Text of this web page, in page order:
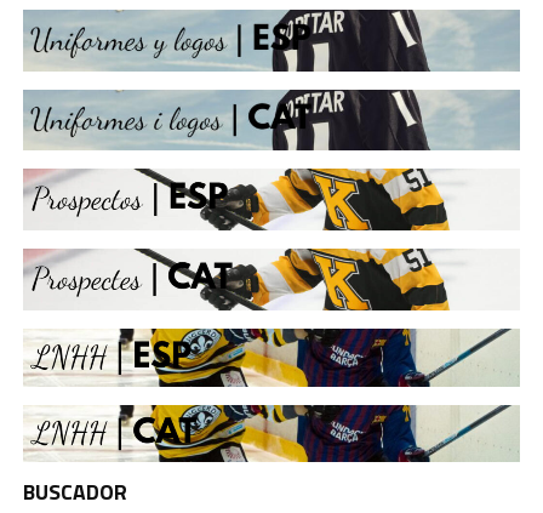
BUSCADOR